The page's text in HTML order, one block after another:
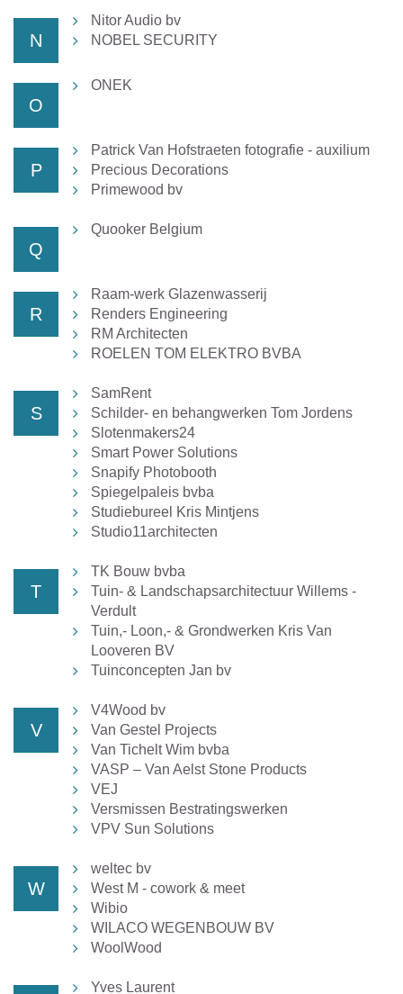
N
Nitor Audio bv
NOBEL SECURITY
O
ONEK
P
Patrick Van Hofstraeten fotografie - auxilium
Precious Decorations
Primewood bv
Q
Quooker Belgium
R
Raam-werk Glazenwasserij
Renders Engineering
RM Architecten
ROELEN TOM ELEKTRO BVBA
S
SamRent
Schilder- en behangwerken Tom Jordens
Slotenmakers24
Smart Power Solutions
Snapify Photobooth
Spiegelpaleis bvba
Studiebureel Kris Mintjens
Studio11architecten
T
TK Bouw bvba
Tuin- & Landschapsarchitectuur Willems -
Verdult
Tuin,- Loon,- & Grondwerken Kris Van
Looveren BV
Tuinconcepten Jan bv
V
V4Wood bv
Van Gestel Projects
Van Tichelt Wim bvba
VASP – Van Aelst Stone Products
VEJ
Versmissen Bestratingswerken
VPV Sun Solutions
W
weltec bv
West M - cowork & meet
Wibio
WILACO WEGENBOUW BV
WoolWood
Yves Laurent